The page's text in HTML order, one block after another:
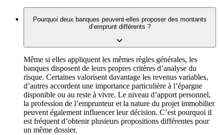
Pourquoi deux banques peuvent-elles proposer des montants
d’emprunt différents ?
Même si elles appliquent les mêmes règles générales, les
banques disposent de leurs propres critères d’analyse du
risque. Certaines valorisent davantage les revenus variables,
d’autres accordent une importance particulière à l’épargne
disponible ou au reste à vivre. Le niveau d’apport personnel,
la profession de l’emprunteur et la nature du projet immobilier
peuvent également influencer leur décision. C’est pourquoi il
est fréquent d’obtenir plusieurs propositions différentes pour
un même dossier.